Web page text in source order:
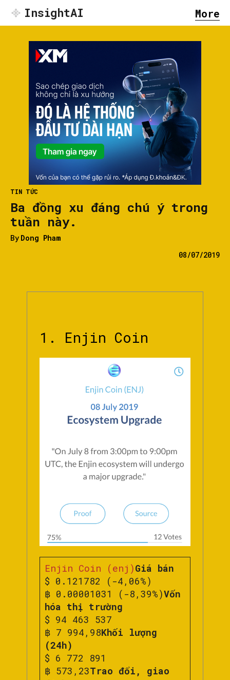
InsightAI More
TIN TỨC
Ba đồng xu đáng chú ý trong
tuần này.
By Dong Pham
08/07/2019
1. Enjin Coin
Enjin Coin (enj)Giá bán
$ 0.121782 (-4,06%)
฿ 0.00001031 (-8,39%)Vốn
hóa thị trường
$ 94 463 537
฿ 7 994,98Khối lượng
(24h)
$ 6 772 891
฿ 573,23Trao đổi, giao